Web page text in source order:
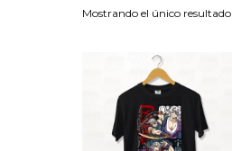
Mostrando el único resultado